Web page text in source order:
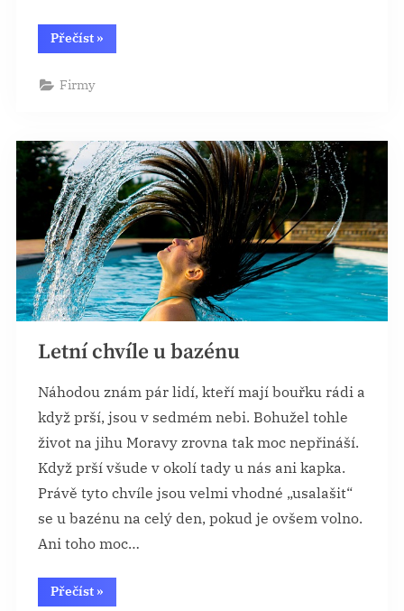
Přečíst“Nemáte
»
Firmy
Letní chvíle u bazénu
Náhodou znám pár lidí, kteří mají bouřku rádi a
když prší, jsou v sedmém nebi. Bohužel tohle
život na jihu Moravy zrovna tak moc nepřináší.
Když prší všude v okolí tady u nás ani kapka.
Právě tyto chvíle jsou velmi vhodné „usalašit“
se u bazénu na celý den, pokud je ovšem volno.
Ani toho moc…
Přečíst“Letní
chvíle
»